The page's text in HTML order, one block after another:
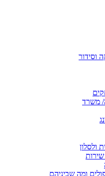
וסידור
משרד
ולסלון
שירות
ומה שביניהם